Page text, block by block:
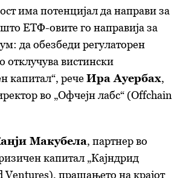
има потенцијал да направи за
ЕТФ-овите го направија за
да обезбеди регулаторен
отклучува вистински
капитал“, речеИра Ауербах,
во „Офчејн лабс“ (Offchain
Макубела, партнер во
капитал „Кајндрид
Ventures), прашањето на крајот